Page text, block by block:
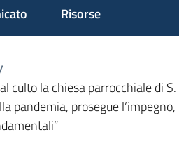
Risorse
culto la chiesa parrocchiale di
pandemia, prosegue